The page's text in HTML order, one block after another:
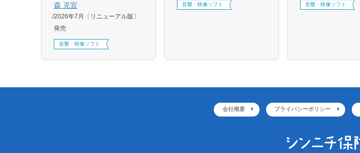
森 克宣
2026年7月〔リニューアル版〕
発売
音響・映像ソフト
音響・映像ソフト 音響・映像ソフト
会社概要 プライバシーポリシー